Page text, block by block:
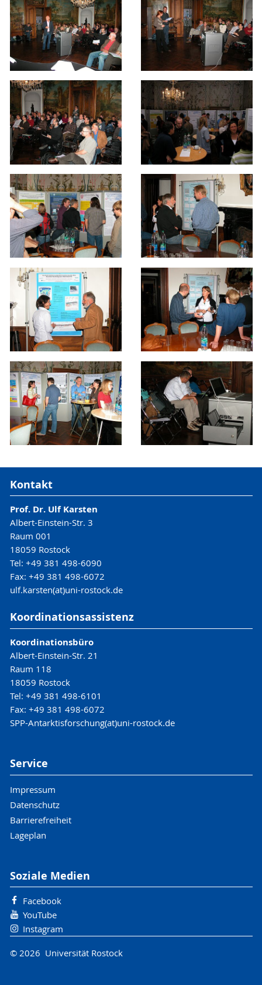
Kontakt
Prof. Dr. Ulf Karsten
Albert-Einstein-Str. 3
Raum 001
18059 Rostock
Tel: +49 381 498-6090
Fax: +49 381 498-6072
ulf.karsten(at)uni-rostock.de
Koordinationsassistenz
Koordinationsbüro
Albert-Einstein-Str. 21
Raum 118
18059 Rostock
Tel: +49 381 498-6101
Fax: +49 381 498-6072
SPP-Antarktisforschung(at)uni-rostock.de
Service
Impressum
Datenschutz
Barrierefreiheit
Lageplan
Soziale Medien
Facebook
YouTube
Instagram
© 2026 Universität Rostock